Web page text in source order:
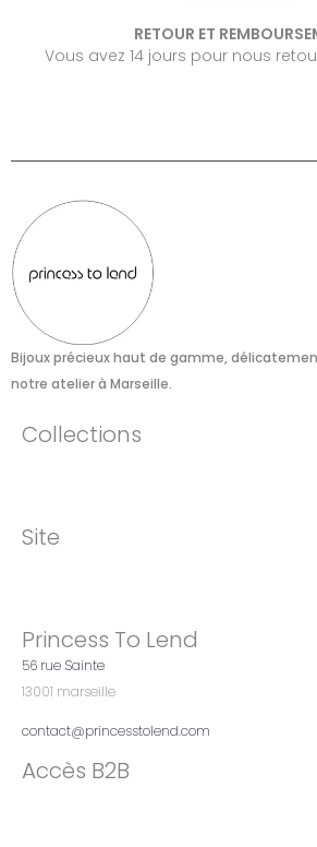
RETOUR ET
Vous avez 14 jours pour nous
Bijoux précieux haut de gamme,
notre atelier à Marseille.​
Collections
Site
Princess To Lend
56 rue Sainte
13001 marseille
contact@princesstolend.com
Accès B2B